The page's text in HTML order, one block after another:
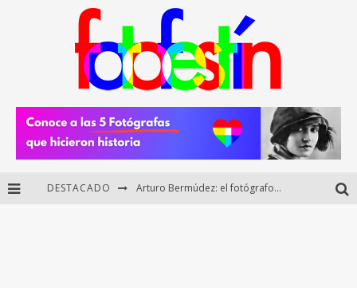
DESTACADO Regalos originales para amantes de la fotografía: ideas creativas y útiles